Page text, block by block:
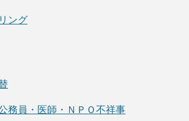
ング
務員・医師・ＮＰＯ不祥事